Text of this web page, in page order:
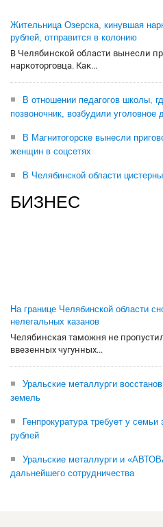
Жительница Озерска, кинувшая
рублей, отправится в колонию
В Челябинской области вынесли
наркоторговца. Как...
В отношении педагогов школы,
позвоночник, возбудили уголовное
В Магнитогорске вынесли
женщин в соцсетях
В Челябинской области
БИЗНЕС
На границе Челябинской области
нелегальных казанов
Челябинская таможня не
ввезенных чугунных...
Уральские металлурги
земель
Генпрокуратура требует у
рублей
Уральские металлурги и
дальнейшего сотрудничества